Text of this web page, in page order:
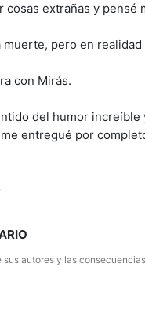
extrañas y
pero en
con Mirás.
del humor
entregué por
autores y las